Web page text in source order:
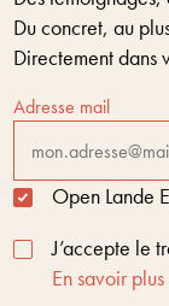
Du concret, au
Directement dans
Adresse mail
Open Lande
J’accepte le
En savoir